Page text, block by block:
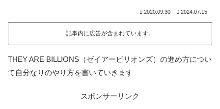
2020.09.30 2024.07.15
記事内に広告が含まれています。
THEY ARE BILLIONS（ゼイアービリオンズ）の進め方につい
て自分なりのやり方を書いていきます
スポンサーリンク